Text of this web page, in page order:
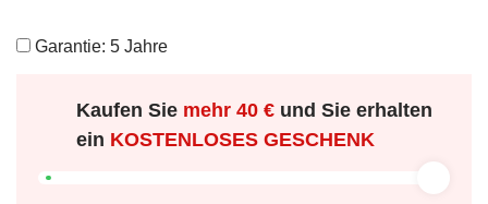
Garantie: 5 Jahre
Kaufen Sie mehr40 €und Sie erhalten
ein KOSTENLOSES GESCHENK